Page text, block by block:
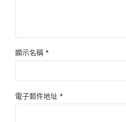
顯示名稱 *
電子郵件地址 *